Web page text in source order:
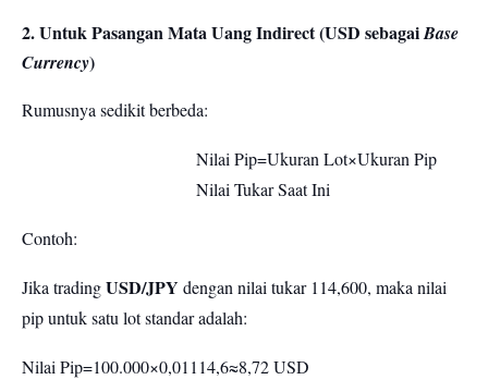
2. Untuk Pasangan Mata Uang Indirect (USD sebagaiBase
Currency)
Rumusnya sedikit berbeda:
Nilai Pip=Ukuran Lot×Ukuran Pip
Nilai Tukar Saat Ini
Contoh:
Jika tradingUSD/JPY dengan nilai tukar 114,600, maka nilai
pip untuk satu lot standar adalah:
Nilai Pip=100.000×0,01114,6≈8,72 USD